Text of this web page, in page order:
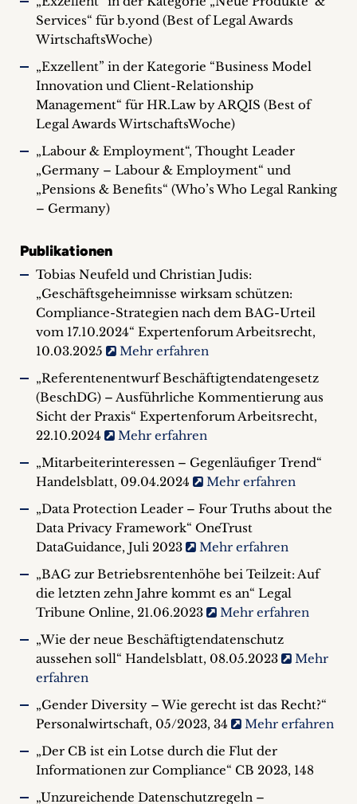
Services“ für b.yond (Best of Legal Awards
WirtschaftsWoche)
„Exzellent” in der Kategorie “Business Model
Innovation und Client-Relationship
Management“ für HR.Law by ARQIS (Best of
Legal Awards WirtschaftsWoche)
„Labour & Employment“, Thought Leader
„Germany – Labour & Employment“ und
„Pensions & Benefits“ (Who’s Who Legal Ranking
– Germany)
Publikationen
Tobias Neufeld und Christian Judis:
„Geschäftsgeheimnisse wirksam schützen:
Compliance-Strategien nach dem BAG-Urteil
vom 17.10.2024“ Expertenforum Arbeitsrecht,
10.03.2025
Mehr erfahren
„Referentenentwurf Beschäftigtendatengesetz
(BeschDG) – Ausführliche Kommentierung aus
Sicht der Praxis“ Expertenforum Arbeitsrecht,
22.10.2024
Mehr erfahren
„Mitarbeiterinteressen – Gegenläufiger Trend“
Handelsblatt, 09.04.2024
Mehr erfahren
„Data Protection Leader – Four Truths about the
Data Privacy Framework“ OneTrust
DataGuidance, Juli 2023
Mehr erfahren
„BAG zur Betriebsrentenhöhe bei Teilzeit: Auf
die letzten zehn Jahre kommt es an“ Legal
Tribune Online, 21.06.2023
Mehr erfahren
„Wie der neue Beschäftigtendatenschutz
aussehen soll“ Handelsblatt, 08.05.2023
Mehr
erfahren
„Gender Diversity – Wie gerecht ist das Recht?“
Personalwirtschaft, 05/2023, 34
Mehr erfahren
„Der CB ist ein Lotse durch die Flut der
Informationen zur Compliance“ CB 2023, 148
„Unzureichende Datenschutzregeln –